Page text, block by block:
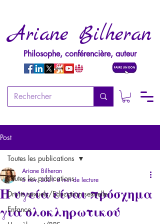
Ariane Bilheran
Philosophe, conférencière, auteur
Post
Toutes les publications
Droits sexuels/Education sexuelle
Enfance
Toutes les publications
H υγεία είναι πρόσχημα
για ολοκληρωτικού
Ariane Bilheran
5 nov. 2021 8 min de lecture